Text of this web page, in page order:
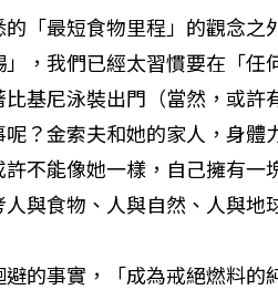
「最短食物里程」的觀念之
，我們已經太習慣要在「任
基尼泳裝出門（當然，或許
？金索夫和她的家人，身體
不能像她一樣，自己擁有一
與食物、人與自然、人與地
的事實，「成為戒絕燃料的